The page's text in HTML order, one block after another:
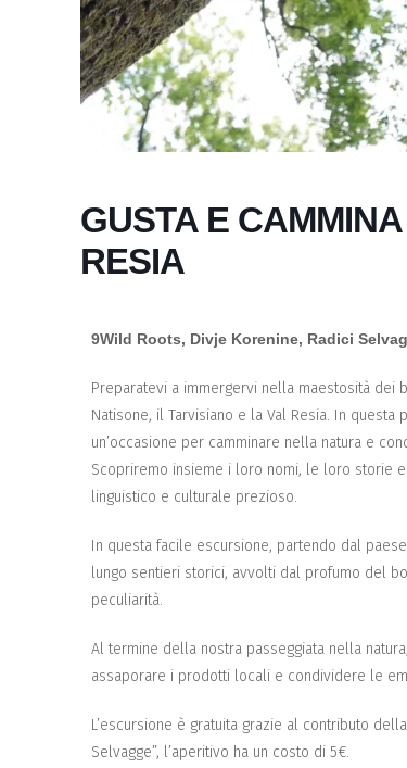
GUSTA E
RESIA
9Wild Roots, Divje Korenine, Radici
Preparatevi a immergervi nella maestosità
Natisone, il Tarvisiano e la Val Resia. In
un’occasione per camminare nella natura e
Scopriremo insieme i loro nomi, le loro storie
linguistico e culturale prezioso.
In questa facile escursione, partendo dal
lungo sentieri storici, avvolti dal profumo del
peculiarità.
Al termine della nostra passeggiata nella
assaporare i prodotti locali e condividere le
L’escursione è gratuita grazie al contributo
Selvagge”, l’aperitivo ha un costo di 5€.